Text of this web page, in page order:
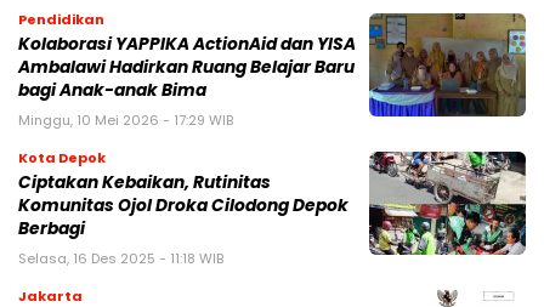
Pendidikan
Kolaborasi YAPPIKA ActionAid dan YISA
Ambalawi Hadirkan Ruang Belajar Baru
bagi Anak-anak Bima
Minggu, 10 Mei 2026 - 17:29 WIB
Kota Depok
Ciptakan Kebaikan, Rutinitas
Komunitas Ojol Droka Cilodong Depok
Berbagi
Selasa, 16 Des 2025 - 11:18 WIB
Jakarta